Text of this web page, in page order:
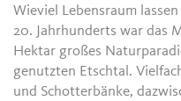
Wieviel Lebensraum
20. Jahrhunderts war das
Hektar großes
genutzten Etschtal.
und Schotterbänke,